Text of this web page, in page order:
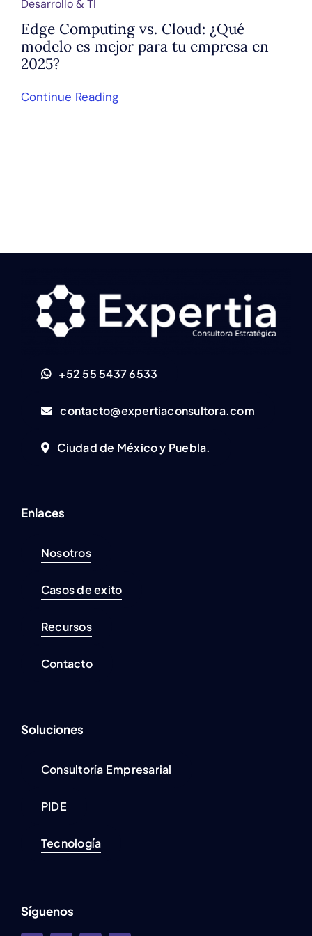
Desarrollo & TI
Edge Computing vs. Cloud: ¿Qué
modelo es mejor para tu empresa en
2025?
Continue Reading
+52 55 5437 6533
contacto@expertiaconsultora.com
Ciudad de México y Puebla.
Enlaces
Nosotros
Casos de exito
Recursos
Contacto
Soluciones
Consultoría Empresarial
PIDE
Tecnología
Síguenos